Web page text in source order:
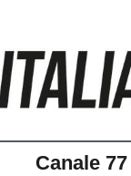
Canale 77